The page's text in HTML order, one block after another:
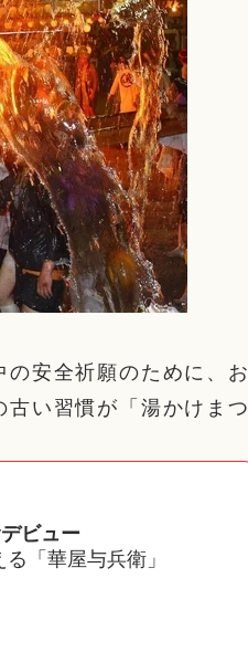
安全祈願のために、お
い習慣が「湯かけまつ
ビュー
「華屋与兵衛」